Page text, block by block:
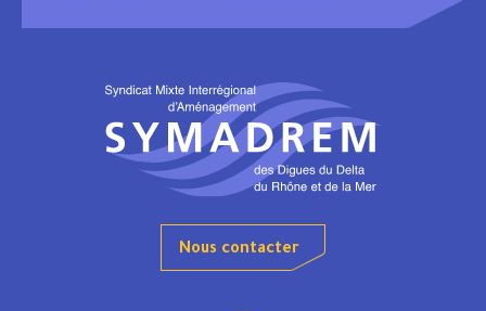
Nous contacter